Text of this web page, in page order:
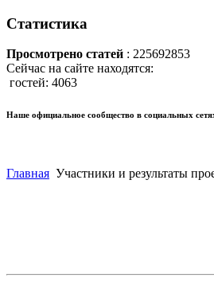
Статистика
Просмотрено статей : 225692853
Сейчас на сайте находятся:
гостей: 4063
Наше официальное сообщество в социальных
Главная Участники и результаты